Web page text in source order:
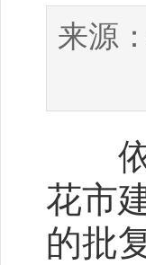
来源：
依
花市
的批